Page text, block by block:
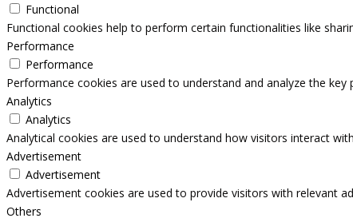
Functional
Functional cookies help to perform certain functionalities like
Performance
Performance
Performance cookies are used to understand and analyze the
Analytics
Analytics
Analytical cookies are used to understand how visitors interact
Advertisement
Advertisement
Advertisement cookies are used to provide visitors with relevant
Others